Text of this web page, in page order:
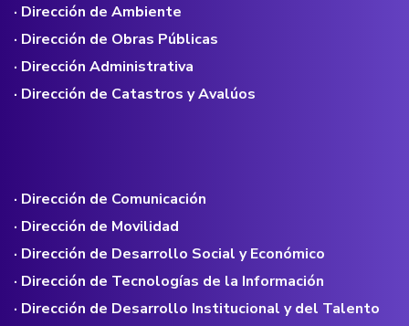
· Dirección de Ambiente
· Dirección de Obras Públicas
· Dirección Administrativa
· Dirección de Catastros y Avalúos
· Dirección de Comunicación
· Dirección de Movilidad
· Dirección de Desarrollo Social y Económico
· Dirección de Tecnologías de la Información
· Dirección de Desarrollo Institucional y del Talento